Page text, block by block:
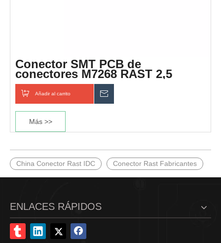
Conector SMT PCB de
conectores M7268 RAST 2,5
Añadir al carrito
Más >>
China Conector Rast IDC Conector Rast Fabricantes
ENLACES RÁPIDOS